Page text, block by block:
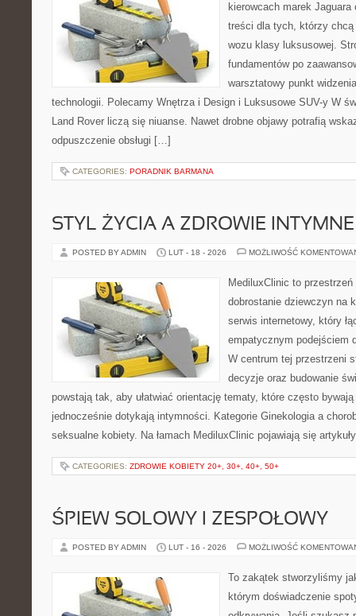
kierowcach marek Jaguara
treści dla tych, którzy
wozu klasy luksusowej.
fundamentów po
warsztatowy punkt
technologii. Polecamy Wnętrza i Design i Luksusowe SUV-y W
Land Rover liczą się niuanse. Nawet drobne objawy potrafią
odpuszczenie obsługi […]
CATEGORIES: PORADNIK BARMANA
STYL ŻYCIA A ZDROWIE INTYMNE
POSTED BY ADMIN LUT - 18 - 2026 MOŻLIWOŚĆ
MediluxClinic to
dobrostanie dziewczyn na
serwis internetowy, który
empatycznym podejściem
W centrum tej przestrzeni
decyzje oraz budowanie
powstają tak, aby ułatwiać orientację tematy, które często
jednocześnie dotykają intymności. Kategorie Ginekologia a
seksualne kobiety. Na łamach MediluxClinic pojawiają się
CATEGORIES: ZDROWIE KOBIETY 20+, 30+, 40+, 50+
ŚPIEW SOLOWY I ZESPOŁOWY
POSTED BY ADMIN LUT - 16 - 2026 MOŻLIWOŚĆ
To zakątek stworzyliśmy
którym doświadczenie